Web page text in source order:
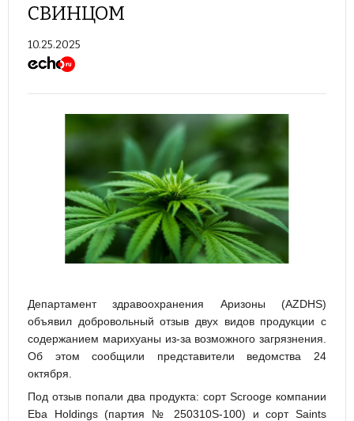
СВИНЦОМ
10.25.2025
Департамент здравоохранения Аризоны (AZDHS)
объявил добровольный отзыв двух видов продукции с
содержанием марихуаны из-за возможного загрязнения.
Об этом сообщили представители ведомства 24
октября.
Под отзыв попали два продукта: сорт Scrooge компании
Eba Holdings (партия № 250310S-100) и сорт Saints